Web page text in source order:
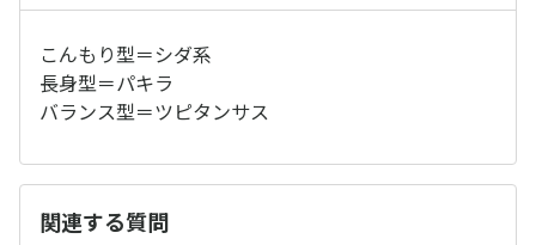
こんもり型＝シダ系
長身型＝パキラ
バランス型＝ツピタンサス
関連する質問